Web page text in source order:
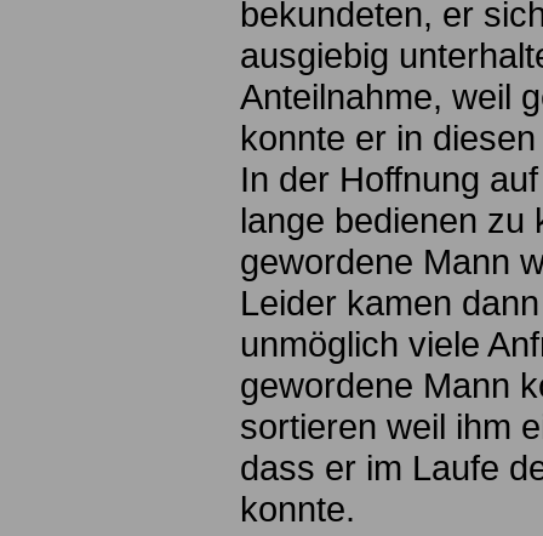
bekundeten, er
ausgiebig
Anteilnahme, weil
konnte er in
In der Hoffnung
lange bedienen zu
gewordene Mann
Leider kamen
unmöglich viele
gewordene Mann
sortieren weil ihm
dass er im Laufe
konnte.